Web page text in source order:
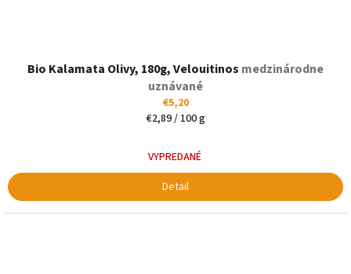
Bio Kalamata Olivy, 180g, Velouitinos medzinárodne
uznávané
€5,20
Jednotková
€2,89 / 100 g
VYPREDANÉ
Detail